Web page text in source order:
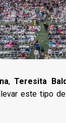
,Teresita
este tipo